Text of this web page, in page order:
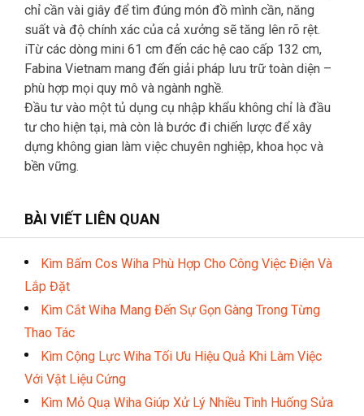
chỉ cần vài giây để tìm đúng món đồ mình cần, năng
suất và độ chính xác của cả xưởng sẽ tăng lên rõ rệt.
iTừ các dòng mini 61 cm đến các hệ cao cấp 132 cm,
Fabina Vietnam mang đến giải pháp lưu trữ toàn diện –
phù hợp mọi quy mô và ngành nghề.
Đầu tư vào một tủ dụng cụ nhập khẩu không chỉ là đầu
tư cho hiện tại, mà còn là bước đi chiến lược để xây
dựng không gian làm việc chuyên nghiệp, khoa học và
bền vững.
BÀI VIẾT LIÊN QUAN
Kìm Bấm Cos Wiha Phù Hợp Cho Công Việc Điện Và
Lắp Đặt
Kìm Cắt Wiha Mang Đến Sự Gọn Gàng Trong Từng
Thao Tác
Kìm Cộng Lực Wiha Tối Ưu Hiệu Quả Khi Làm Việc
Với Vật Liệu Cứng
Kìm Mỏ Quạ Wiha Giúp Xử Lý Nhiều Tình Huống Sửa